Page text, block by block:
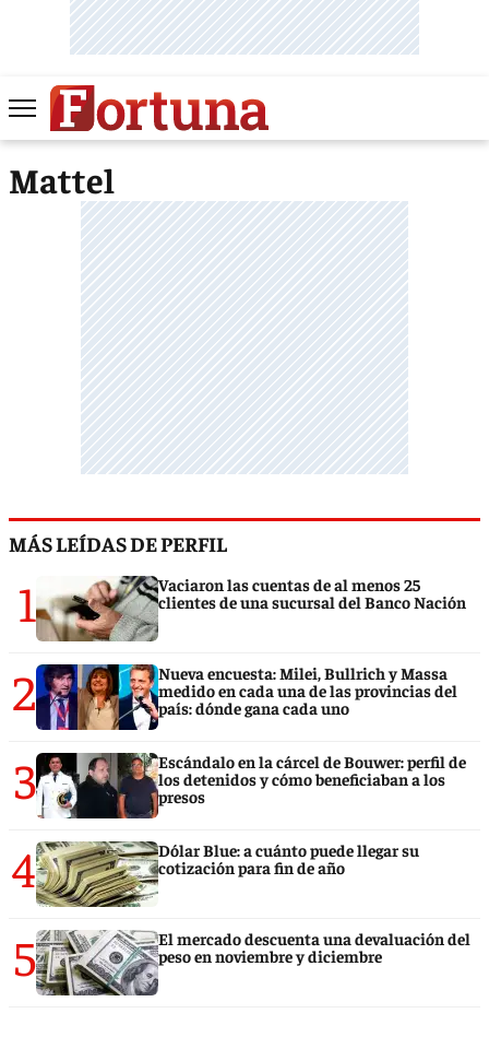
Mattel
MÁS LEÍDAS DE PERFIL
1
Vaciaron las cuentas de al menos 25
clientes de una sucursal del Banco Nación
2
Nueva encuesta: Milei, Bullrich y Massa
medido en cada una de las provincias del
país: dónde gana cada uno
3
Escándalo en la cárcel de Bouwer: perfil de
los detenidos y cómo beneficiaban a los
presos
4
Dólar Blue: a cuánto puede llegar su
cotización para fin de año
5
El mercado descuenta una devaluación del
peso en noviembre y diciembre